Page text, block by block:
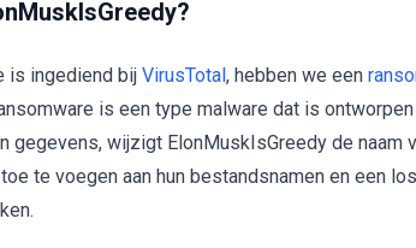
is ingediend bij VirusTotal, hebben we een
is een type malware dat is
gegevens, wijzigt ElonMuskIsGreedy de naam
te voegen aan hun bestandsnamen en een